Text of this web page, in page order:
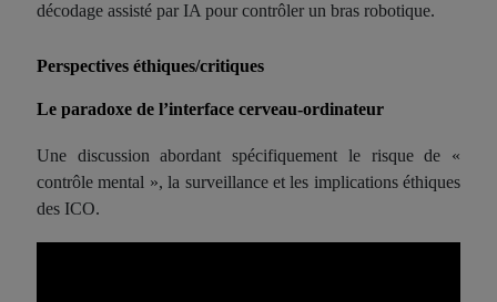
décodage assisté par IA pour contrôler un bras robotique.
Perspectives éthiques/critiques
Le paradoxe de l’interface cerveau-ordinateur
Une discussion abordant spécifiquement le risque de «
contrôle mental », la surveillance et les implications éthiques
des ICO.